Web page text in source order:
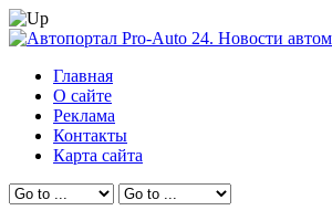
Главная
О сайте
Реклама
Контакты
Карта сайта